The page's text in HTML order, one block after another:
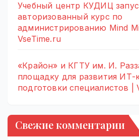
Учебный центр КУДИЦ
авторизованный курс по
администрированию Mind
VseTime.ru
«Крайон» и КГТУ им. И.
площадку для развития ИТ-
подготовки специалистов |
Свежие комментарии